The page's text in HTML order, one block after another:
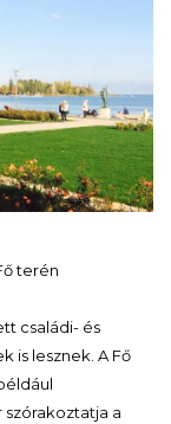
terén
családi- és
is lesznek. A Fő
szórakoztatja a